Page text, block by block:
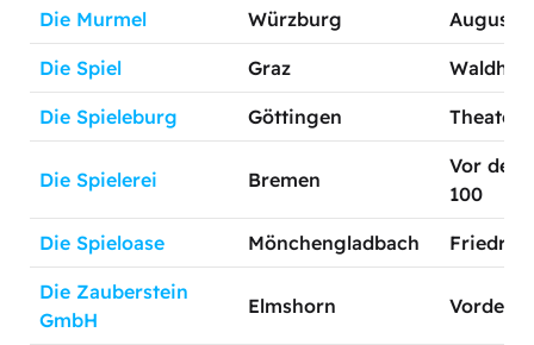
Die Murmel Würzburg
Die Spiel Graz
Die Spieleburg Göttingen
Die Spielerei Bremen
Vor
100
Die Spieloase Mönchengladbach
Die Zauberstein
GmbH
Elmshorn